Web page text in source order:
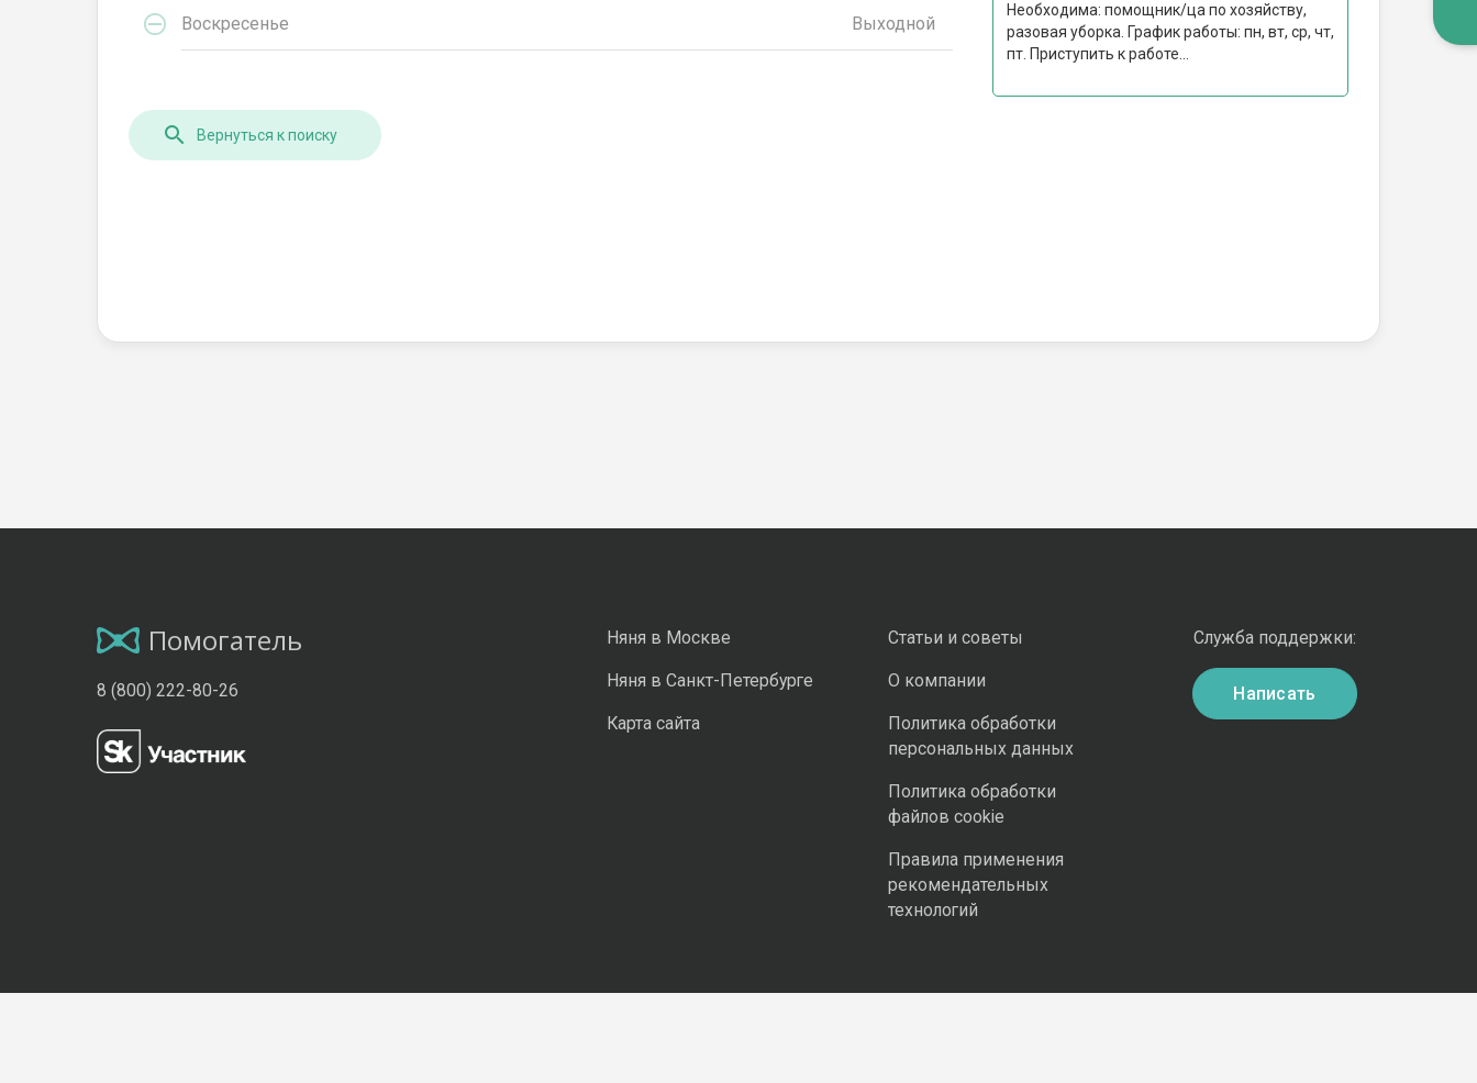
Воскресенье Выходной
Необходима: помощник/ца по хозяйству,
разовая уборка. График работы: пн, вт, ср, чт,
пт. Приступить к работе...
Вернуться к поиску
Помогатель
8 (800) 222-80-26
Няня в Москве
Няня в Санкт-Петербурге
Карта сайта
Статьи и советы
О компании
Политика обработки
персональных данных
Политика обработки
файлов cookie
Правила применения
рекомендательных
технологий
Служба поддержки:
Написать